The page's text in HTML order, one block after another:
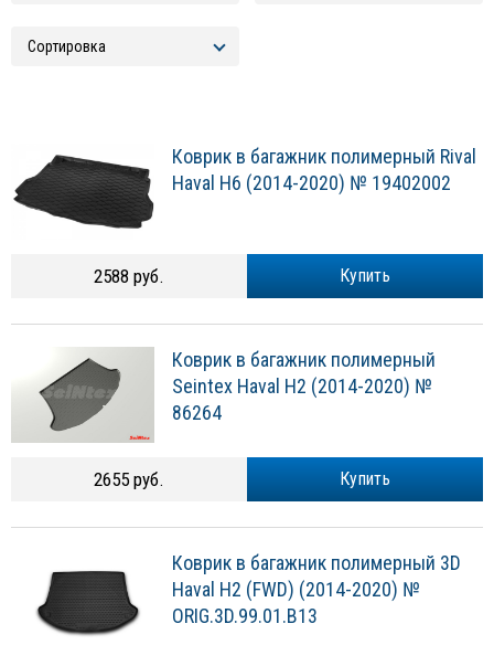
Коврик в багажник полимерный Rival
Haval H6 (2014-2020) № 19402002
Купить
2588 руб.
Коврик в багажник полимерный
Seintex Haval H2 (2014-2020) №
86264
Купить
2655 руб.
Коврик в багажник полимерный 3D
Haval H2 (FWD) (2014-2020) №
ORIG.3D.99.01.B13